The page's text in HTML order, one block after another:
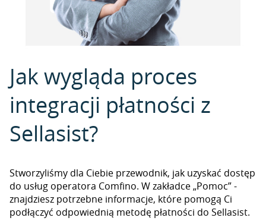
Jak wygląda proces
integracji płatności z
Sellasist?
Stworzyliśmy dla Ciebie przewodnik, jak uzyskać dostęp
do usług operatora Comfino. W zakładce „Pomoc” -
znajdziesz potrzebne informacje, które pomogą Ci
podłączyć odpowiednią metodę płatności do Sellasist.